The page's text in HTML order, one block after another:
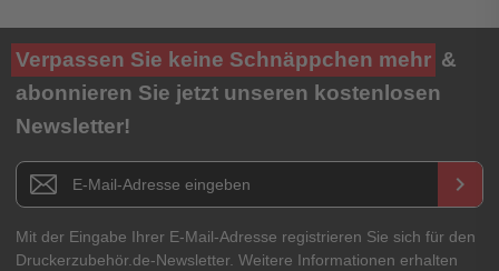
Verpassen Sie keine Schnäppchen mehr &
abonnieren Sie jetzt unseren kostenlosen
Newsletter!
Newsletter E-Mail Adresse keyboard_arrow_right
Mit der Eingabe Ihrer E-Mail-Adresse registrieren Sie sich für den
Druckerzubehör.de-Newsletter. Weitere Informationen erhalten